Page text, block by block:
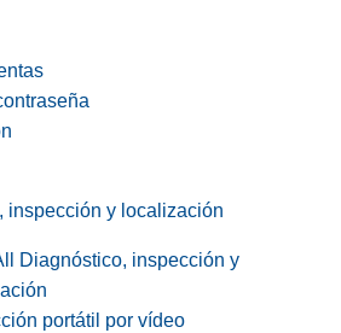
inspección y localización
Diagnóstico, inspección y
portátil por vídeo